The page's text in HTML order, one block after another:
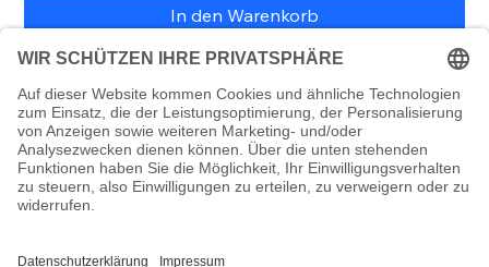
In den Warenkorb
Sameach" (ein frohes Laubhüttenfest).
Lieferumfang: 1 Stück (ohne Deko)